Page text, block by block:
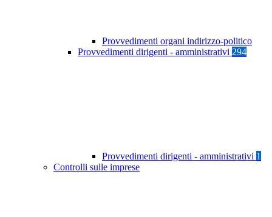
Provvedimenti organi indirizzo-politico
Provvedimenti dirigenti - amministrativi 294
Provvedimenti dirigenti - amministrativi 1
Controlli sulle imprese